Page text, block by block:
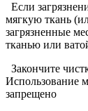
Если
мягкую ткань
загрязненные
тканью или
Закончите
Использование
запрещено